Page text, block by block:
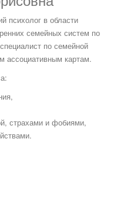
психолог в области
семейных систем по
по семейной
ассоциативным картам.
страхами и фобиями,